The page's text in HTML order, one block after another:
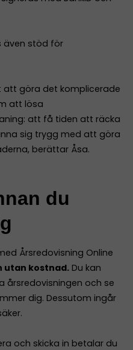
även stöd för
att göra det komplicerade
att lösa
att få tiden att räcka
sig trygg med att göra
berättar Åsa.
du
Årsredovisning Online
utan kostnad. Du kan
årsredovisningen och se
dig. Dessutom ingår
och skicka in betalar du